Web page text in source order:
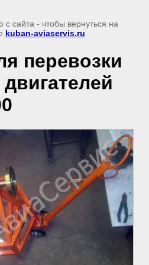
с сайта - чтобы вернуться на
kuban-aviaservis.ru
перевозки